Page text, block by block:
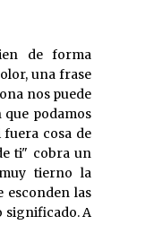
de forma
una frase
nos puede
podamos
fuera cosa de
ti" cobra un
tierno la
esconden las
significado. A